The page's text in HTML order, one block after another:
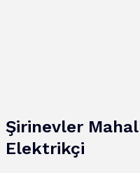
Şirinevler
Elektrikçi